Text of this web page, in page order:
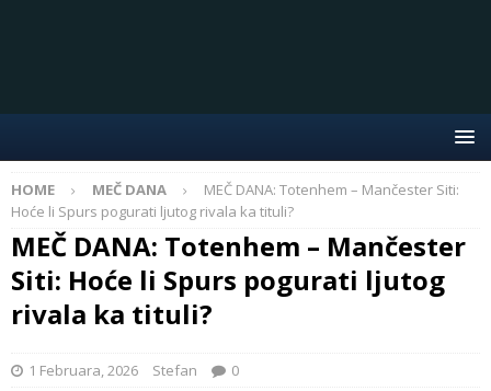
HOME MEČ DANA
MEČ DANA: Totenhem – Mančester Siti:
Hoće li Spurs pogurati ljutog rivala ka tituli?
MEČ DANA: Totenhem – Mančester
Siti: Hoće li Spurs pogurati ljutog
rivala ka tituli?
1 Februara, 2026 Stefan 0